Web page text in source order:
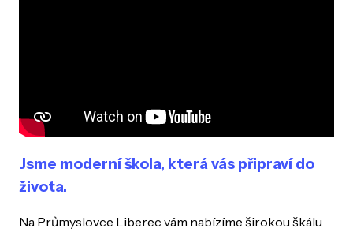
Jsme moderní škola, která vás připraví do
života.
Na Průmyslovce Liberec vám nabízíme širokou škálu